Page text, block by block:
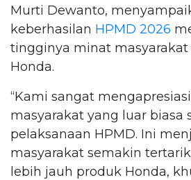
Murti Dewanto,
keberhasilan HPMD 2026
tingginya minat
Honda.
“Kami sangat
masyarakat yang luar biasa
pelaksanaan HPMD. Ini
masyarakat semakin
lebih jauh produk Honda,